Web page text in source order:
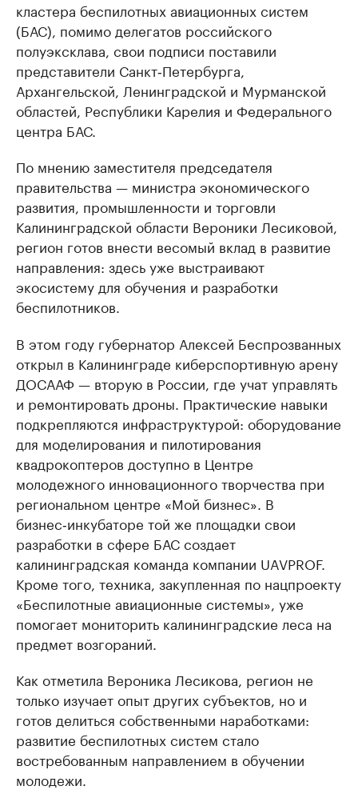
кластера беспилотных авиационных систем
(БАС), помимо делегатов российского
полуэксклава, свои подписи поставили
представители Санкт‑Петербурга,
Архангельской, Ленинградской и Мурманской
областей, Республики Карелия и Федерального
центра БАС.
По мнению заместителя председателя
правительства — министра экономического
развития, промышленности и торговли
Калининградской области Вероники Лесиковой,
регион готов внести весомый вклад в развитие
направления: здесь уже выстраивают
экосистему для обучения и разработки
беспилотников.
В этом году губернатор Алексей Беспрозванных
открыл в Калининграде киберспортивную арену
ДОСААФ — вторую в России, где учат управлять
и ремонтировать дроны. Практические навыки
подкрепляются инфраструктурой: оборудование
для моделирования и пилотирования
квадрокоптеров доступно в Центре
молодежного инновационного творчества при
региональном центре «Мой бизнес». В
бизнес‑инкубаторе той же площадки свои
разработки в сфере БАС создает
калининградская команда компании UAVPROF.
Кроме того, техника, закупленная по нацпроекту
«Беспилотные авиационные системы», уже
помогает мониторить калининградские леса на
предмет возгораний.
Как отметила Вероника Лесикова, регион не
только изучает опыт других субъектов, но и
готов делиться собственными наработками:
развитие беспилотных систем стало
востребованным направлением в обучении
молодежи.